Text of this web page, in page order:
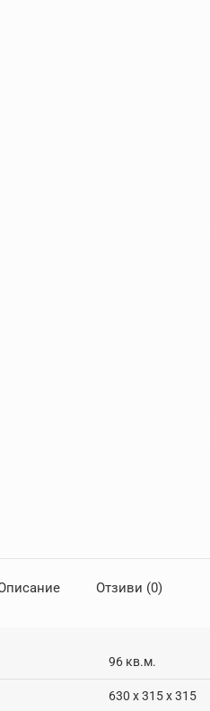
Отзиви (0)
96 кв.м.
630 x 315 x 315